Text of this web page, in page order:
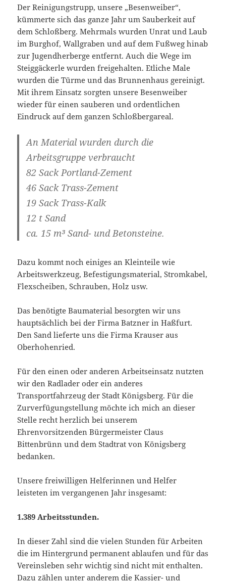
Der Reinigungstrupp, unsere „Besenweiber“,
kümmerte sich das ganze Jahr um Sauberkeit auf
dem Schloßberg. Mehrmals wurden Unrat und Laub
im Burghof, Wallgraben und auf dem Fußweg hinab
zur Jugendherberge entfernt. Auch die Wege im
Steiggäckerle wurden freigehalten. Etliche Male
wurden die Türme und das Brunnenhaus gereinigt.
Mit ihrem Einsatz sorgten unsere Besenweiber
wieder für einen sauberen und ordentlichen
Eindruck auf dem ganzen Schloßbergareal.
An Material wurden durch die
Arbeitsgruppe verbraucht
82 Sack Portland-Zement
46 Sack Trass-Zement
19 Sack Trass-Kalk
12 t Sand
ca. 15 m³ Sand- und Betonsteine.
Dazu kommt noch einiges an Kleinteile wie
Arbeitswerkzeug, Befestigungsmaterial, Stromkabel,
Flexscheiben, Schrauben, Holz usw.
Das benötigte Baumaterial besorgten wir uns
hauptsächlich bei der Firma Batzner in Haßfurt.
Den Sand lieferte uns die Firma Krauser aus
Oberhohenried.
Für den einen oder anderen Arbeitseinsatz nutzten
wir den Radlader oder ein anderes
Transportfahrzeug der Stadt Königsberg. Für die
Zurverfügungstellung möchte ich mich an dieser
Stelle recht herzlich bei unserem
Ehrenvorsitzenden Bürgermeister Claus
Bittenbrünn und dem Stadtrat von Königsberg
bedanken.
Unsere freiwilligen Helferinnen und Helfer
leisteten im vergangenen Jahr insgesamt:
1.389 Arbeitsstunden.
In dieser Zahl sind die vielen Stunden für Arbeiten
die im Hintergrund permanent ablaufen und für das
Vereinsleben sehr wichtig sind nicht mit enthalten.
Dazu zählen unter anderem die Kassier- und